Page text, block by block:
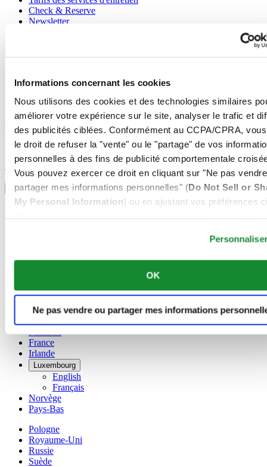
Informations concernant les cookies
Nous utilisons des cookies et des technologies similaires
améliorer votre expérience sur le site, analyser le trafic et
des publicités ciblées. Conformément au CCPA/CPRA,
le droit de refuser la "vente" ou le "partage" de vos
personnelles à des fins de publicité comportementale
Vous pouvez exercer ce droit en cliquant sur "Ne pas
partager mes informations personnelles" (Do Not Sell or
My Personal Information) ou en ajustant vos préférences
OK
Ne pas vendre ou partager mes informations
Check & Reserve
Newsletter
Mentions légales
Déclaration de Confidentialité
Conditions de vente
Rejoignez le club CERTINA
S'inscrire pour recevoir des informations exclusives
S'inscrire
Sélectionner un pays/une région
Sélecteur de langue
简体中文
Espagne
France
Irlande
Luxembourg
English
Français
Norvège
Pays-Bas
Pologne
Royaume-Uni
Russie
Suède